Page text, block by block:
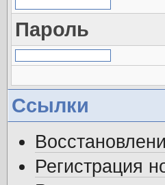
Пароль
Ссылки
Регистрация